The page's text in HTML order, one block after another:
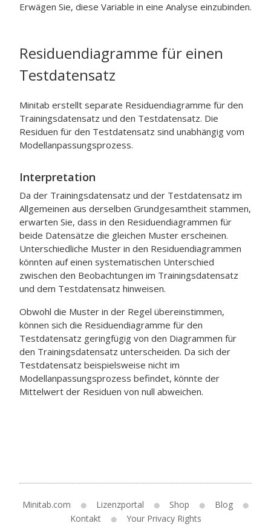
Erwägen Sie, diese Variable in eine Analyse einzubinden.
Residuendiagramme für einen
Testdatensatz
Minitab erstellt separate Residuendiagramme für den
Trainingsdatensatz und den Testdatensatz. Die
Residuen für den Testdatensatz sind unabhängig vom
Modellanpassungsprozess.
Interpretation
Da der Trainingsdatensatz und der Testdatensatz im
Allgemeinen aus derselben Grundgesamtheit stammen,
erwarten Sie, dass in den Residuendiagrammen für
beide Datensätze die gleichen Muster erscheinen.
Unterschiedliche Muster in den Residuendiagrammen
könnten auf einen systematischen Unterschied
zwischen den Beobachtungen im Trainingsdatensatz
und dem Testdatensatz hinweisen.
Obwohl die Muster in der Regel übereinstimmen,
können sich die Residuendiagramme für den
Testdatensatz geringfügig von den Diagrammen für
den Trainingsdatensatz unterscheiden. Da sich der
Testdatensatz beispielsweise nicht im
Modellanpassungsprozess befindet, könnte der
Mittelwert der Residuen von null abweichen.
Minitab.com Lizenzportal Shop
Blog
Kontakt
Your Privacy Rights